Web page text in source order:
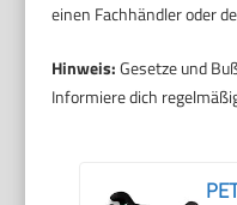
einen Fachhändler oder
Hinweis:Gesetze und
Informiere dich